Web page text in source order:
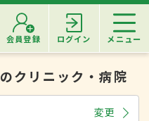
会員登録 ログイン メニュー
のクリニック・病院
変更